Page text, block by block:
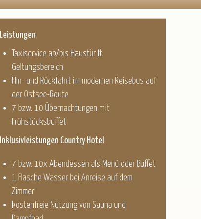
Leistungen
Taxiservice ab/bis Haustür lt.
Geltungsbereich
Hin- und Rückfahrt im modernen Reisebus auf
der Ostsee-Route
7 bzw. 10 Übernachtungen mit
Frühstücksbuffet
Inklusivleistungen Country Hotel
7 bzw. 10x Abendessen als Menü oder Buffet
1 Flasche Wasser bei Anreise auf dem
Zimmer
kostenfreie Nutzung von Sauna und